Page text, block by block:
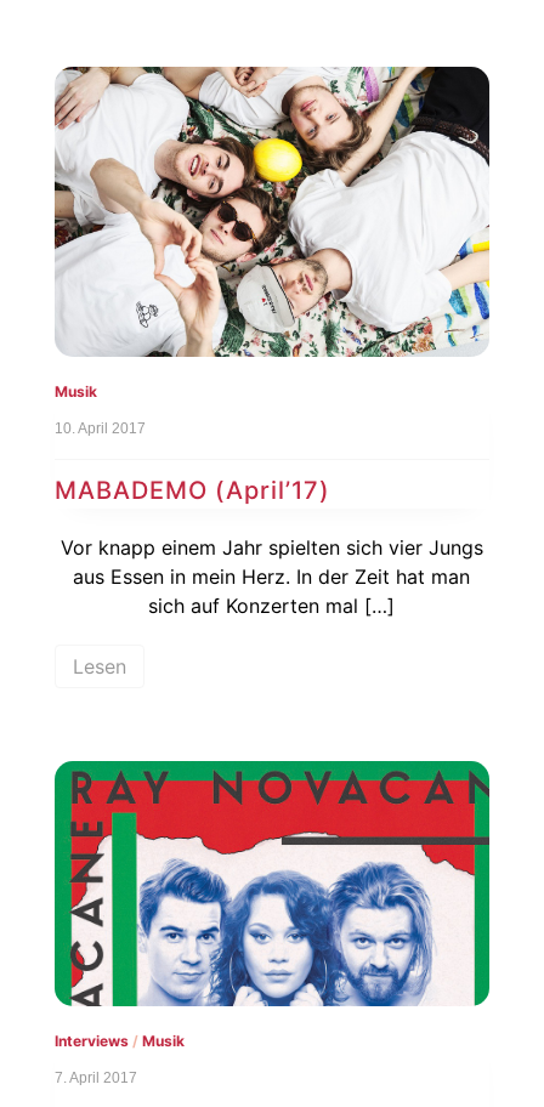
Musik
10. April 2017
MABADEMO (April’17)
Vor knapp einem Jahr spielten sich vier Jungs
aus Essen in mein Herz. In der Zeit hat man
sich auf Konzerten mal […]
Lesen
Interviews/ Musik
7. April 2017